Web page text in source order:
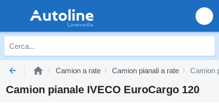
Camion a rate Camion pianali a rate Camion
Camion pianale IVECO EuroCargo 120